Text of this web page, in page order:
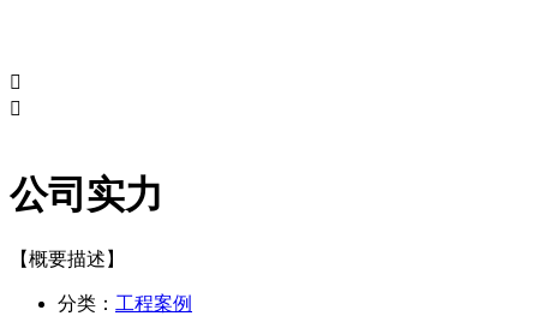


公司实力
【概要描述】
分类： 工程案例